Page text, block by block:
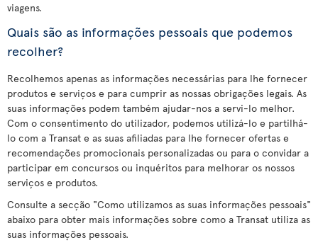
viagens.
Quais são as informações pessoais que podemos
recolher?
Recolhemos apenas as informações necessárias para lhe fornecer
produtos e serviços e para cumprir as nossas obrigações legais. As
suas informações podem também ajudar-nos a servi-lo melhor.
Com o consentimento do utilizador, podemos utilizá-lo e partilhá-
lo com a Transat e as suas afiliadas para lhe fornecer ofertas e
recomendações promocionais personalizadas ou para o convidar a
participar em concursos ou inquéritos para melhorar os nossos
serviços e produtos.
Consulte a secção "Como utilizamos as suas informações pessoais"
abaixo para obter mais informações sobre como a Transat utiliza as
suas informações pessoais.